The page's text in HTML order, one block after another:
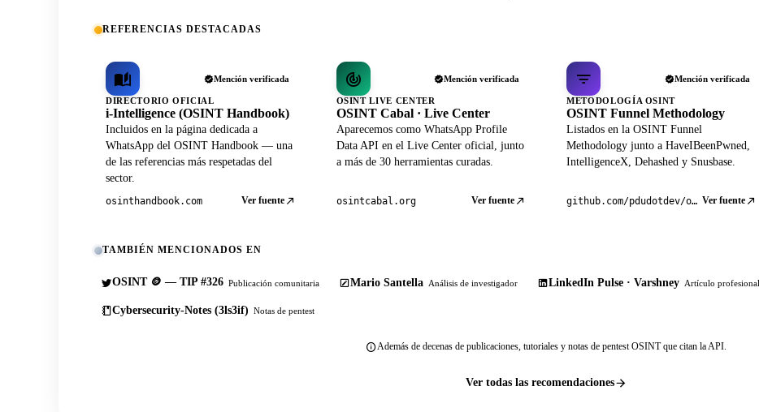
REFERENCIAS DESTACADAS
Mención verificada
DIRECTORIO OFICIAL
i-Intelligence (OSINT Handbook)
Incluidos en la página dedicada a
WhatsApp del OSINT Handbook — una
de las referencias más respetadas del
sector.
osinthandbook.com Ver fuente
Mención verificada
OSINT LIVE CENTER
OSINT Cabal · Live Center
Aparecemos como WhatsApp Profile
Data API en el Live Center oficial, junto
a más de 30 herramientas curadas.
osintcabal.org Ver fuente
Mención verificada
METODOLOGÍA OSINT
OSINT Funnel Methodology
Listados en la OSINT Funnel
Methodology junto a HaveIBeenPwned,
IntelligenceX, Dehashed y Snusbase.
github.com/pdudotdev/ofm Ver fuente
TAMBIÉN MENCIONADOS EN
OSINT 🪙 — TIP #326 Publicación comunitaria Mario Santella Análisis de investigador LinkedIn Pulse · Varshney Artículo profesional
Cybersecurity-Notes (3ls3if) Notas de pentest
Además de decenas de publicaciones, tutoriales y notas de pentest OSINT que citan la API.
Ver todas las recomendaciones